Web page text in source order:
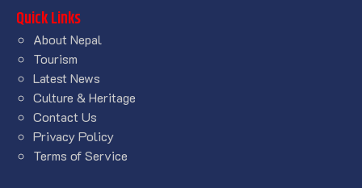
Quick Links
About Nepal
Tourism
Latest News
Culture & Heritage
Contact Us
Privacy Policy
Terms of Service